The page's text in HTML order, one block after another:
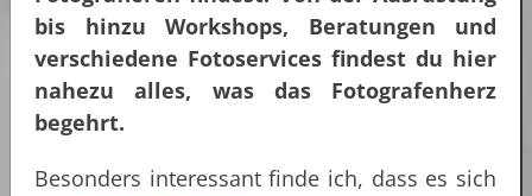
bis hinzu Workshops, Beratungen und
verschiedene Fotoservices findest du hier
nahezu alles, was das Fotografenherz
begehrt.
Besonders interessant finde ich, dass es sich